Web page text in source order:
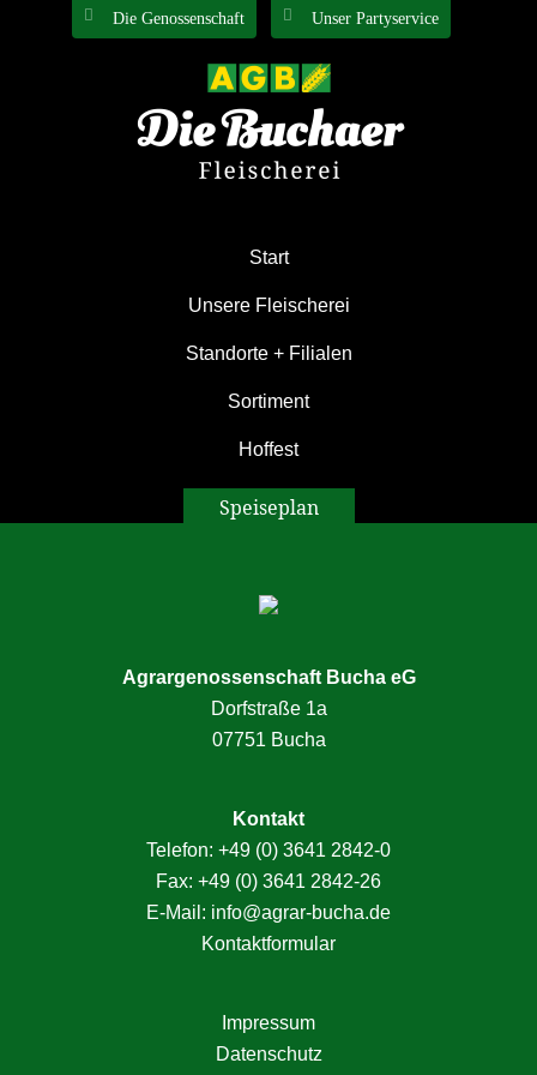
Hauptnavigation
Die Genossenschaft Unser Partyservice
Start
Unsere Fleischerei
Standorte + Filialen
Sortiment
Hoffest
Speiseplan
Agrargenossenschaft Bucha eG
Dorfstraße 1a
07751 Bucha
Kontakt
Telefon: +49 (0) 3641 2842-0
Fax: +49 (0) 3641 2842-26
E-Mail: info@agrar-bucha.de
Kontaktformular
Impressum
Datenschutz